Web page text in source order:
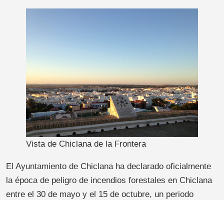
Vista de Chiclana de la Frontera
El Ayuntamiento de Chiclana ha declarado oficialmente
la época de peligro de incendios forestales en Chiclana
entre el 30 de mayo y el 15 de octubre, un periodo